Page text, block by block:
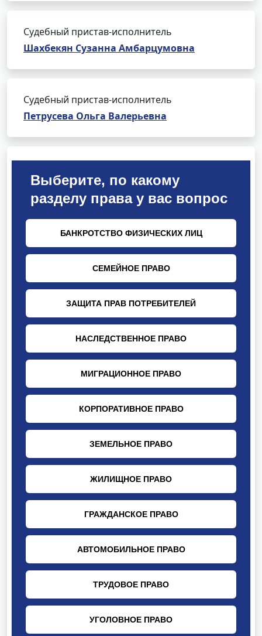
Судебный пристав-исполнитель
Шахбекян Сузанна Амбарцумовна
Судебный пристав-исполнитель
Петрусева Ольга Валерьевна